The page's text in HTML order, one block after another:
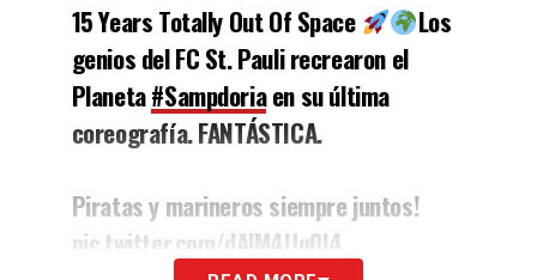
15 Years Totally Out Of Space
Los
genios del FC St. Pauli recrearon el
Planeta#Sampdoriaen su última
coreografía. FANTÁSTICA.
Piratas y marineros siempre juntos!
pic.twitter.com/dAlM4Uq0I4